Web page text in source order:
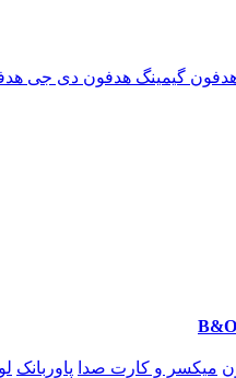
گیمینگ هدفون دی جی
میکسر و کارت صدا پاوربانک